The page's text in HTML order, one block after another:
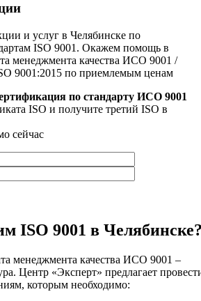
и услуг в Челябинске по
ISO 9001. Окажем помощь в
менеджмента качества ИСО 9001 /
9001:2015 по приемлемым ценам
по стандарту ИСО 9001
ISO и получите третий ISO в
сейчас
ISO 9001 в
менеджмента качества ИСО 9001 –
Центр «Эксперт» предлагает
которым необходимо: